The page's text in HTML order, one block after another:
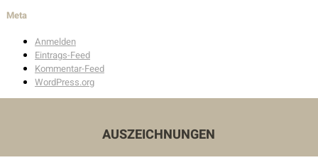
Innenarchitektur
Außenanlagen
Meta
Anmelden
Eintrags-Feed
Kommentar-Feed
WordPress.org
AUSZEICHNUNGEN